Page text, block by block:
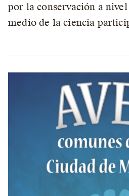
por la conservación a
medio de la ciencia